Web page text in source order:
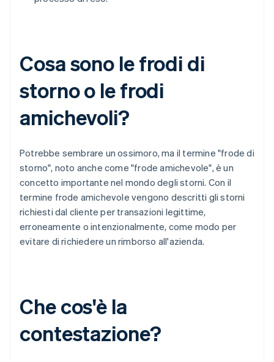
Cosa sono le frodi di
storno o le frodi
amichevoli?
Potrebbe sembrare un ossimoro, ma il termine "frode di
storno", noto anche come "frode amichevole", è un
concetto importante nel mondo degli storni. Con il
termine frode amichevole vengono descritti gli storni
richiesti dal cliente per transazioni legittime,
erroneamente o intenzionalmente, come modo per
evitare di richiedere un rimborso all'azienda.
Che cos'è la
contestazione?